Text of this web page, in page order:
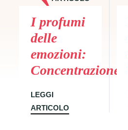
PRECEDENTE
I profumi
delle
emozioni:
Concentrazione
LEGGI
ARTICOLO